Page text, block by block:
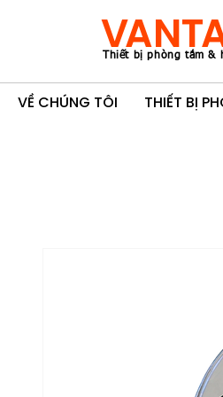
Thiết bị phòng tắm &
VỀ CHÚNG TÔI THIẾT BỊ